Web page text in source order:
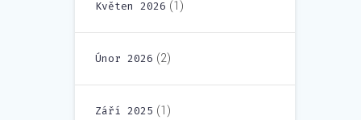
Květen 2026 (1)
Únor 2026 (2)
Září 2025 (1)